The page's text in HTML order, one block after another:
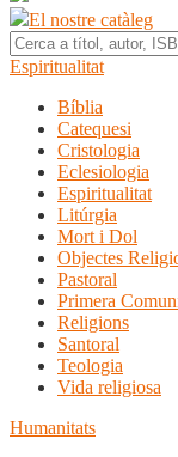
El nostre catàleg
Espiritualitat
Bíblia
Catequesi
Cristologia
Eclesiologia
Espiritualitat
Litúrgia
Mort i Dol
Objectes
Pastoral
Primera
Religions
Santoral
Teologia
Vida religiosa
Humanitats